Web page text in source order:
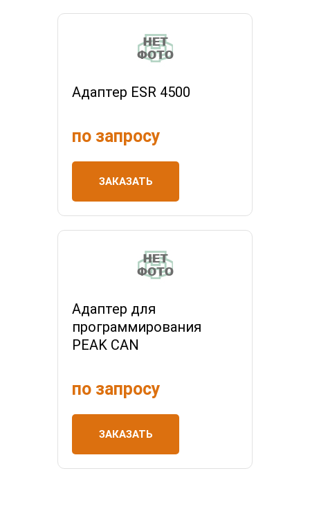
Адаптер ESR 4500
по запросу
ЗАКАЗАТЬ
Адаптер для
программирования
PEAK CAN
по запросу
ЗАКАЗАТЬ